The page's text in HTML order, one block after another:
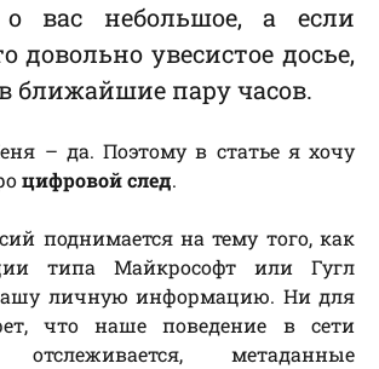
о вас небольшое, а если
довольно увесистое досье,
ближайшие пару часов.
– да. Поэтому в статье я хочу
цифровой след.
поднимается на тему того, как
типа Майкрософт или Гугл
личную информацию. Ни для
что наше поведение в сети
отслеживается, метаданные